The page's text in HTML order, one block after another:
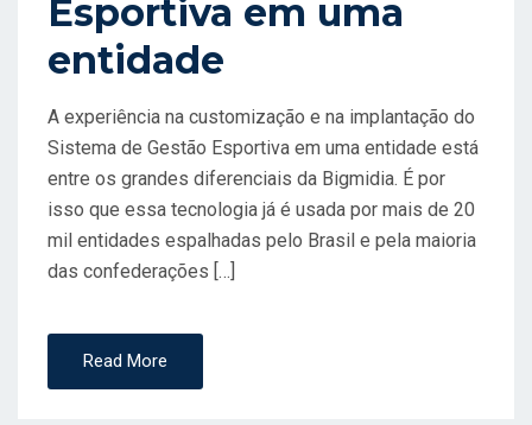
Esportiva em uma
entidade
A experiência na customização e na implantação do
Sistema de Gestão Esportiva em uma entidade está
entre os grandes diferenciais da Bigmidia. É por
isso que essa tecnologia já é usada por mais de 20
mil entidades espalhadas pelo Brasil e pela maioria
das confederações […]
Read More